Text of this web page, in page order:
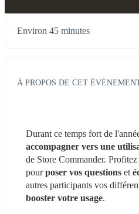
Environ 45 minutes
À PROPOS DE CET
accompagner vers une
de Store Commander. Profitez
pour poser vos questions et
autres participants vos
booster votre usage.